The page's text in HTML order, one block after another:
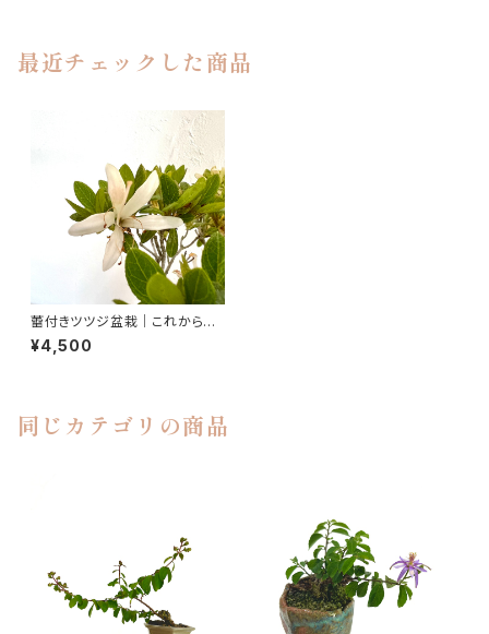
最近チェックした商品
蕾付きツツジ盆栽｜これから楽
しむ一点物｜高さ約21cm
¥4,500
同じカテゴリの商品